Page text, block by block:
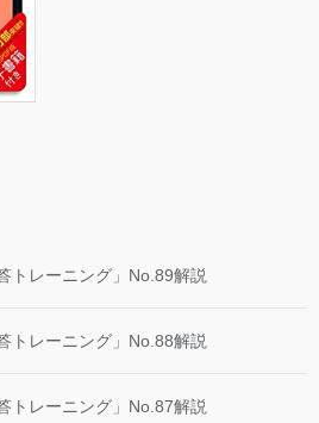
トレーニング」No.89解説
トレーニング」No.88解説
トレーニング」No.87解説